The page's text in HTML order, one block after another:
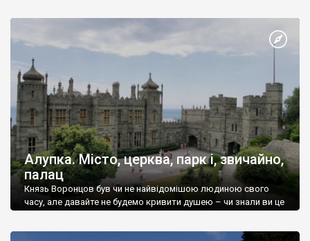
Алупка. Місто, церква, парк і, звичайно,
палац
Князь Воронцов був чи не найвідомішою людиною свого
часу, але давайте не будемо кривити душею – чи знали ви це